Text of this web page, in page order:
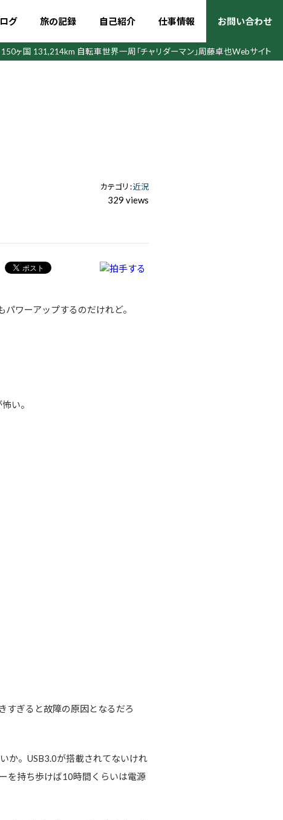
グ 旅の記録 自己紹介 仕事情報 お問い合わせ
150ヶ国 131,214km 自転車世界一周 「チャリダーマン」周藤卓也Webサイト
カテゴリ :近況
329 views
パワーアップするのだけれど。
い。
すぎると故障の原因となるだろ
か。USB3.0が搭載されてないけれ
を持ち歩けば10時間くらいは電源